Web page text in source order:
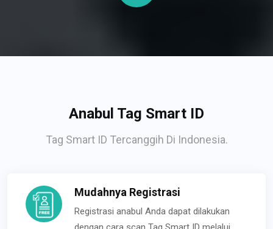
Anabul Tag Smart ID
Tag Smart ID Tercanggih Di Indonesia.
Mudahnya Registrasi
Registrasi anabul Anda dapat dilakukan